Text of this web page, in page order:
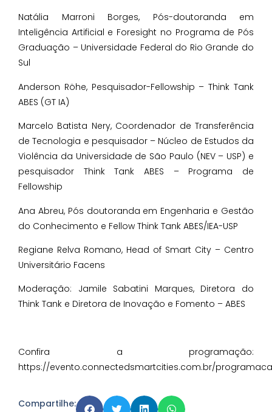
Natália Marroni Borges, Pós-doutoranda em
Inteligência Artificial e Foresight no Programa de Pós
Graduação – Universidade Federal do Rio Grande do
Sul
Anderson Röhe, Pesquisador-Fellowship – Think Tank
ABES (GT IA)
Marcelo Batista Nery, Coordenador de Transferência
de Tecnologia e pesquisador – Núcleo de Estudos da
Violência da Universidade de São Paulo (NEV – USP) e
pesquisador Think Tank ABES – Programa de
Fellowship
Ana Abreu, Pós doutoranda em Engenharia e Gestão
do Conhecimento e Fellow Think Tank ABES/IEA-USP
Regiane Relva Romano, Head of Smart City – Centro
Universitário Facens
Moderação: Jamile Sabatini Marques, Diretora do
Think Tank e Diretora de Inovação e Fomento – ABES
Confira a programação:
https://evento.connectedsmartcities.com.br/
Compartilhe: